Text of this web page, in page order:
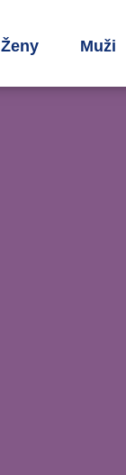
Ženy Muži